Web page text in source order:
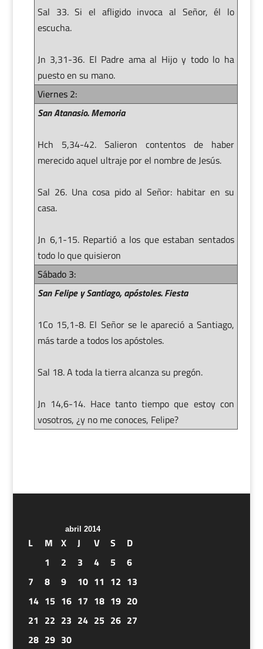
Sal 33. Si el afligido invoca al Señor, él lo
escucha.
Jn 3,31-36. El Padre ama al Hijo y todo lo ha
puesto en su mano.
Viernes 2:
San Atanasio. Memoria
Hch 5,34-42. Salieron contentos de haber
merecido aquel ultraje por el nombre de Jesús.
Sal 26. Una cosa pido al Señor: habitar en su
casa.
Jn 6,1-15. Repartió a los que estaban sentados
todo lo que quisieron
Sábado 3:
San Felipe y Santiago, apóstoles. Fiesta
1Co 15,1-8. El Señor se le apareció a Santiago,
más tarde a todos los apóstoles.
Sal 18. A toda la tierra alcanza su pregón.
Jn 14,6-14. Hace tanto tiempo que estoy con
vosotros, ¿y no me conoces, Felipe?
abril 2014
L M X J V S
D
1
2 3 4 5
6
7
8 9 10 11 12 13
14 15 16 17 18 19 20
21 22 23 24 25 26 27
28 29 30